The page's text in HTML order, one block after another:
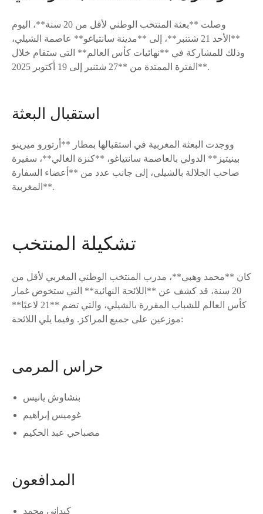
وصلت **بعثة المنتخب الوطني لأقل من 20 سنة**، اليوم
**الأحد 21 شتنبر**، إلى **مدينة سانتياغو** عاصمة الشيلي،
وذلك للمشاركة في **نهائيات كأس العالم** التي ستقام خلال
الفترة الممتدة من **27 شتنبر إلى 19 أكتوبر 2025**.
استقبال البعثة
ووجدت البعثة المغربية في استقبالها بمطار **أرتورو ميرينو
بينيتيز** الدولي بالعاصمة سانتياغو، **كنزة الغالي**، سفيرة
صاحب الجلالة بالشيلي، إلى جانب عدد من **أعضاء السفارة
المغربية**.
تشكيلة المنتخب
كان **محمد وهبي**، مدرب المنتخب الوطني المغربي لأقل من
20 سنة، قد كشف عن **اللائحة النهائية** التي ستخوض غمار
كأس العالم للشباب المقررة بالشيلي، والتي تضم **21 لاعبًا**
موزعين على جميع المراكز. وفيما يلي اللائحة:
حراس المرمى
بنشاوش يانيس
غوميس إبراهيم
مصباحي عبد الحكيم
المدافعون
كبداني محمد